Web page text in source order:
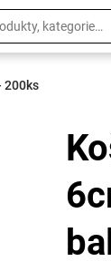
200ks